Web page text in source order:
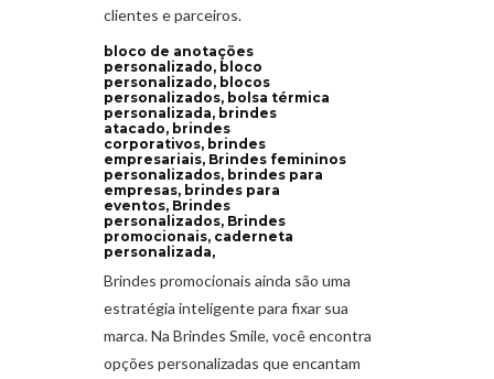
clientes e parceiros.
bloco de anotações
personalizado, bloco
personalizado, blocos
personalizados, bolsa térmica
personalizada, brindes
atacado, brindes
corporativos, brindes
empresariais, Brindes femininos
personalizados, brindes para
empresas, brindes para
eventos, Brindes
personalizados, Brindes
promocionais, caderneta
personalizada,
Brindes promocionais ainda são uma
estratégia inteligente para fixar sua
marca. Na Brindes Smile, você encontra
opções personalizadas que encantam